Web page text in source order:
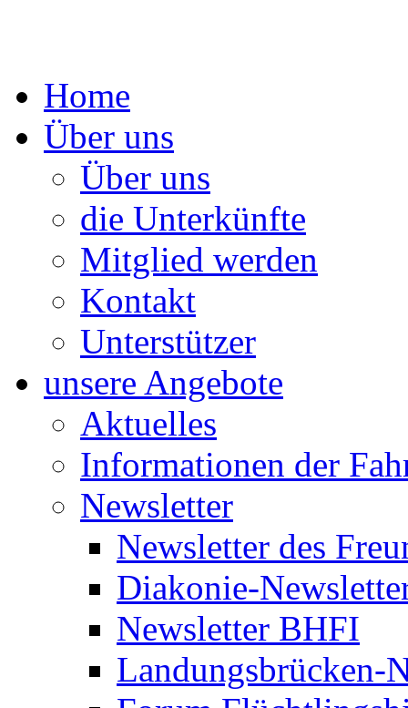
Springe
zum
Home
Über uns
Über uns
die Unterkünfte
Mitglied werden
Kontakt
Unterstützer
unsere Angebote
Aktuelles
Informationen der
Newsletter
Newsletter des
Diakonie-
Newsletter BHFI
Landungsbrücken-